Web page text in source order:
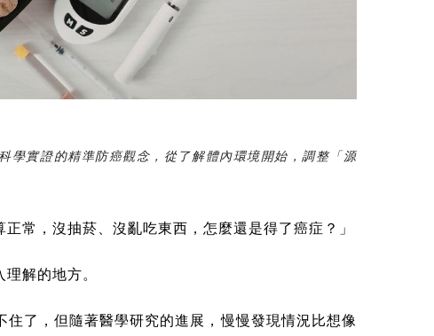
學實證的精準防癌觀念，從了解體內環境開始，調整「源
常，沒抽菸、沒亂吃東西，怎麼還是得了癌症？」
解的地方。
了，但隨著醫學研究的進展，慢慢發現情況比想像